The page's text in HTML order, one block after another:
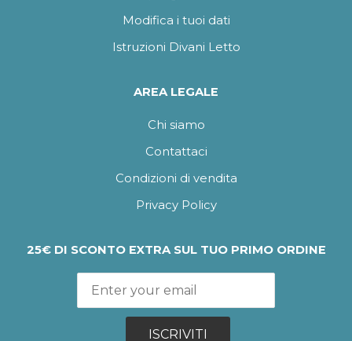
Modifica i tuoi dati
Istruzioni Divani Letto
AREA LEGALE
Chi siamo
Contattaci
Condizioni di vendita
Privacy Policy
25€ DI SCONTO EXTRA SUL TUO PRIMO ORDINE
ISCRIVITI